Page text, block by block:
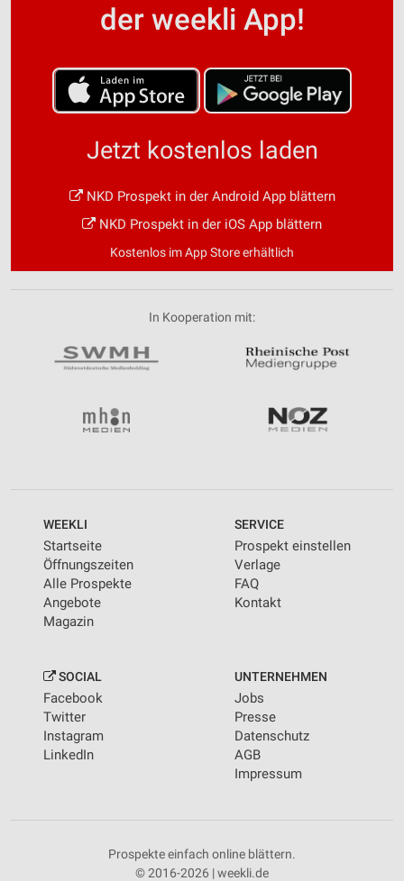
der weekli App!
Jetzt kostenlos laden
NKD Prospekt in der Android App blättern
NKD Prospekt in der iOS App blättern
Kostenlos im App Store erhältlich
In Kooperation mit:
WEEKLI
Startseite
Öffnungszeiten
Alle Prospekte
Angebote
Magazin
SERVICE
Prospekt einstellen
Verlage
FAQ
Kontakt
SOCIAL
Facebook
Twitter
Instagram
LinkedIn
UNTERNEHMEN
Jobs
Presse
Datenschutz
AGB
Impressum
Prospekte einfach online blättern.
© 2016-2026 | weekli.de